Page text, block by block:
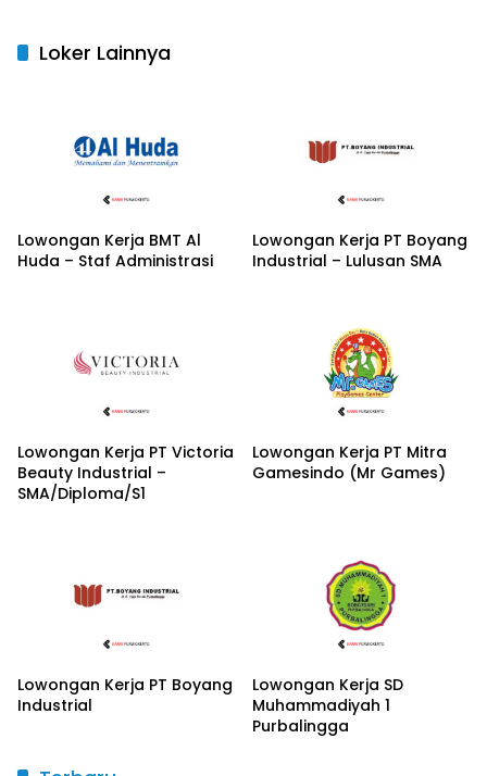
Loker Lainnya
Lowongan Kerja BMT Al
Huda – Staf Administrasi
Lowongan Kerja PT Boyang
Industrial – Lulusan SMA
Lowongan Kerja PT Victoria
Beauty Industrial –
SMA/Diploma/S1
Lowongan Kerja PT Mitra
Gamesindo (Mr Games)
Lowongan Kerja PT Boyang
Industrial
Lowongan Kerja SD
Muhammadiyah 1
Purbalingga